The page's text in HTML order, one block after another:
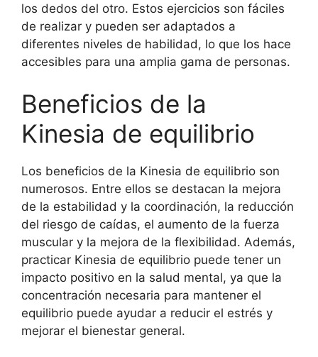
los dedos del otro. Estos ejercicios son fáciles
de realizar y pueden ser adaptados a
diferentes niveles de habilidad, lo que los hace
accesibles para una amplia gama de personas.
Beneficios de la
Kinesia de equilibrio
Los beneficios de la Kinesia de equilibrio son
numerosos. Entre ellos se destacan la mejora
de la estabilidad y la coordinación, la reducción
del riesgo de caídas, el aumento de la fuerza
muscular y la mejora de la flexibilidad. Además,
practicar Kinesia de equilibrio puede tener un
impacto positivo en la salud mental, ya que la
concentración necesaria para mantener el
equilibrio puede ayudar a reducir el estrés y
mejorar el bienestar general.